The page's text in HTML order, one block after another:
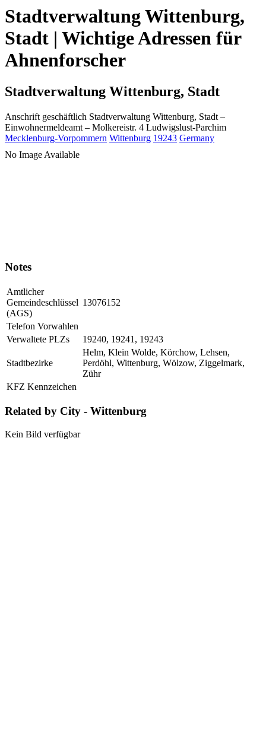
Stadtverwaltung Wittenburg,
Stadt | Wichtige Adressen für
Ahnenforscher
Stadtverwaltung Wittenburg, Stadt
Anschrift geschäftlich Stadtverwaltung Wittenburg, Stadt –
Einwohnermeldeamt – Molkereistr. 4 Ludwigslust-Parchim
Mecklenburg-Vorpommern Wittenburg 19243 Germany
No Image Available
Notes
Amtlicher
Gemeindeschlüssel
(AGS)
13076152
Telefon Vorwahlen
Verwaltete PLZs
19240, 19241, 19243
Stadtbezirke
Helm, Klein Wolde, Körchow, Lehsen,
Perdöhl, Wittenburg, Wölzow, Ziggelmark,
Zühr
KFZ Kennzeichen
Related by City - Wittenburg
Kein Bild verfügbar